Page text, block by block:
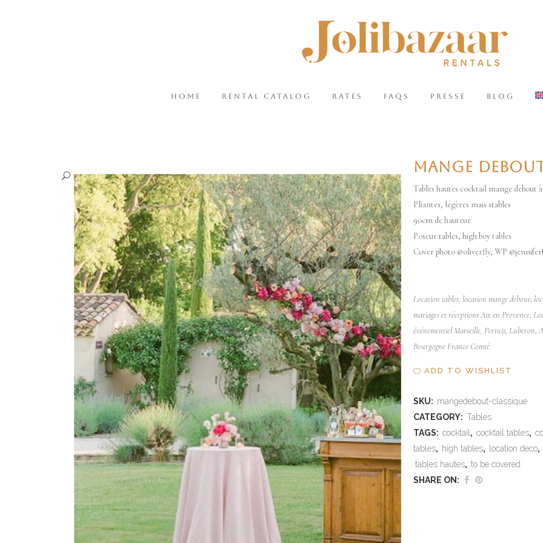
HOME RENTAL CATALOG RATES FAQS PRESSE BLOG
MANGE
Tables hautes cocktail mange debout
Pliantes, légères mais stables
90cm de hauteur
Poseur tables, high boy tables
Cover photo @oliverfly, WP
Location tables, location mange debout,
mariages et réceptions Aix en Provence,
événementiel Marseille, Pertuis, Luberon,
Bourgogne France Comté
ADD TO WISHLIST
SKU: mangedebout-classique
CATEGORY: Tables
TAGS: cocktail , cocktail tables,
tables, high tables, location deco,
tables hautes, to be covered
SHARE ON: